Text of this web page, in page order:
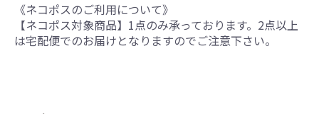
《ネコポスのご利用について》
【ネコポス対象商品】1点のみ承っております。2点以上
は宅配便でのお届けとなりますのでご注意下さい。